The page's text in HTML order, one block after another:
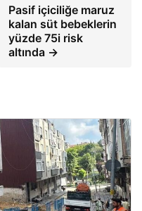
Pasif içiciliğe maruz
kalan süt bebeklerin
yüzde 75i risk
altında →